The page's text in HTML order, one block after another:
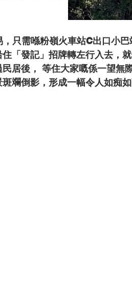
只需喺粉嶺火車站C出口小巴
「發記」招牌轉左行入去，
居後， 等住大家嘅係一望無
斑斕倒影，形成一幅令人如